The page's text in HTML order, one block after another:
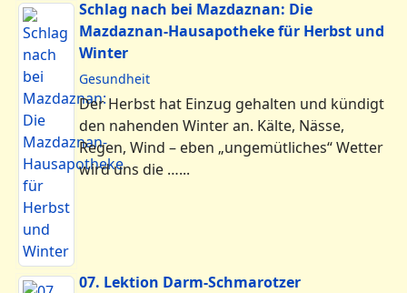
Schlag nach bei Mazdaznan: Die
Mazdaznan-Hausapotheke für Herbst und
Winter
Gesundheit
Der Herbst hat Einzug gehalten und kündigt
den nahenden Winter an. Kälte, Nässe,
Regen, Wind – eben „ungemütliches“ Wetter
wird uns die …...
07. Lektion Darm-Schmarotzer